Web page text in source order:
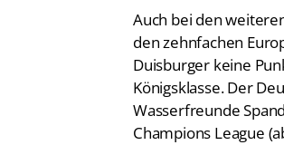
Auch bei den
den zehnfachen
Duisburger keine
Königsklasse. Der
Wasserfreunde
Champions League